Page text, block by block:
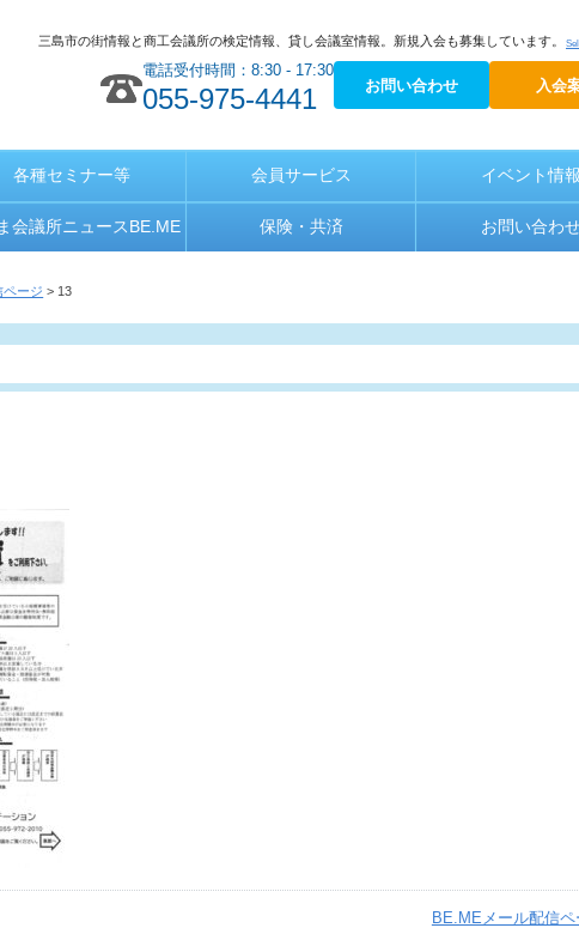
三島市の街情報と商工会議所の検定情報、貸し会議室情報。新規入会も募集しています。
電話受付時間：8:30 - 17:30
055-975-4441 お問い合わせ 入会
各種セミナー等 会員サービス イベント情報
会議所ニュースBE.ME 保険・共済 お問い合わ
ページ > 13
BE.MEメール配信ペ